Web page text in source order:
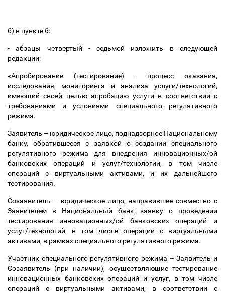
6) в пункте 6:
- абзацы четвертый - седьмой изложить в следующей
редакции:
«Апробирование (тестирование) - процесс оказания,
исследования, мониторинга и анализа услуги/технологий,
имеющий своей целью апробацию услуги в соответствии с
требованиями и условиями специального регулятивного
режима.
Заявитель – юридическое лицо, поднадзорное Национальному
банку, обратившееся с заявкой о создании специального
регулятивного режима для внедрения инновационных/ой
банковских операций и услуг/технологии, в том числе
операций с виртуальными активами, и их дальнейшего
тестирования.
Созаявитель – юридическое лицо, направившее совместно с
Заявителем в Национальный банк заявку о проведении
тестирования инновационных/ой банковских операций и
услуг/технологий, в том числе операции с виртуальными
активами, в рамках специального регулятивного режима.
Участник специального регулятивного режима – Заявитель и
Созаявитель (при наличии), осуществляющие тестирование
инновационных банковских операций и услуг, в том числе
операций с виртуальными активами, в соответствии с